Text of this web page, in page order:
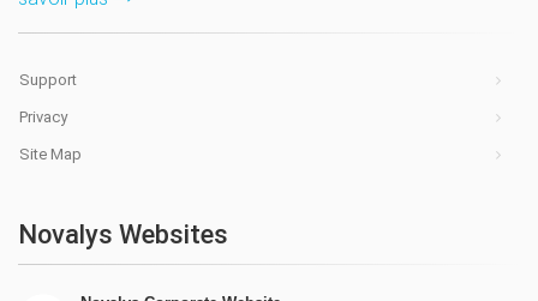
Support
Privacy
Site Map
Novalys Websites